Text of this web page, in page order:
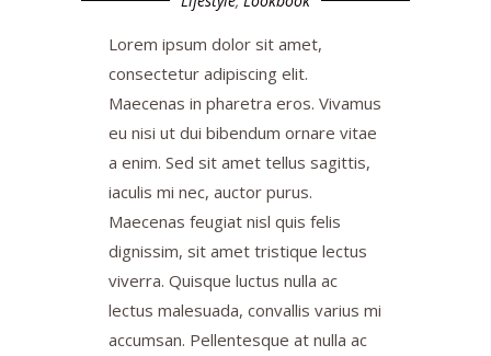
Lorem ipsum dolor sit amet,
consectetur adipiscing elit.
Maecenas in pharetra eros. Vivamus
eu nisi ut dui bibendum ornare vitae
a enim. Sed sit amet tellus sagittis,
iaculis mi nec, auctor purus.
Maecenas feugiat nisl quis felis
dignissim, sit amet tristique lectus
viverra. Quisque luctus nulla ac
lectus malesuada, convallis varius mi
accumsan. Pellentesque at nulla ac